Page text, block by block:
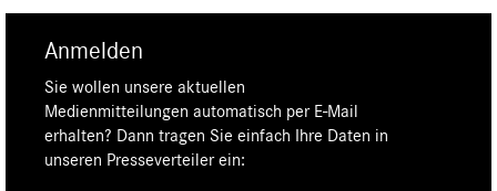
Anmelden
Sie wollen unsere aktuellen
Medienmitteilungen automatisch per E-Mail
erhalten? Dann tragen Sie einfach Ihre Daten in
unseren Presseverteiler ein: